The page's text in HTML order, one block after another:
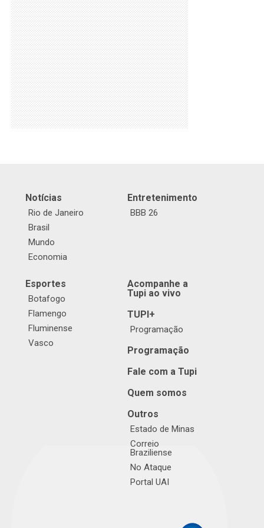
Notícias
Rio de Janeiro
Brasil
Mundo
Economia
Entretenimento
BBB 26
Esportes
Botafogo
Flamengo
Fluminense
Vasco
Acompanhe a
Tupi ao vivo
TUPI+
Programação
Programação
Fale com a Tupi
Quem somos
Outros
Estado de Minas
Correio
Braziliense
No Ataque
Portal UAI